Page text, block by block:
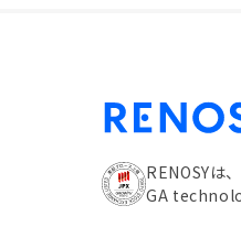
RENOSYは
GA